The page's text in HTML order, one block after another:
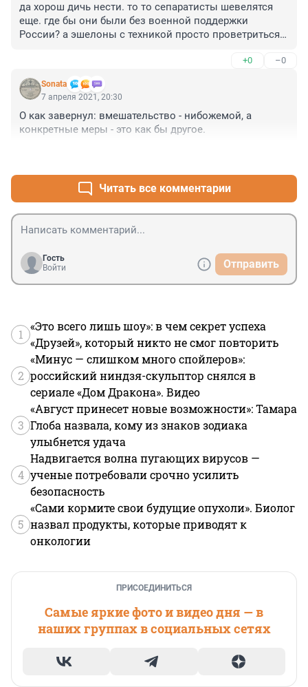
да хорош дичь нести. то то сепаратисты шевелятся
еще. где бы они были без военной поддержки
России? а эшелоны с техникой просто проветриться
+0 –0
Sonata
7 апреля 2021, 20:30
О как завернул: вмешательство - нибожемой, а
конкретные меры - это как бы другое.
Читать все комментарии
Гость
Войти
Отправить
1
«Это всего лишь шоу»: в чем секрет успеха
«Друзей», который никто не смог повторить
2
«Минус — слишком много спойлеров»:
российский ниндзя-скульптор снялся в
сериале «Дом Дракона». Видео
3
«Август принесет новые возможности»: Тамара
Глоба назвала, кому из знаков зодиака
улыбнется удача
4
Надвигается волна пугающих вирусов —
ученые потребовали срочно усилить
безопасность
5
«Сами кормите свои будущие опухоли». Биолог
назвал продукты, которые приводят к
онкологии
ПРИСОЕДИНИТЬСЯ
Самые яркие фото и видео дня — в
наших группах в социальных сетях